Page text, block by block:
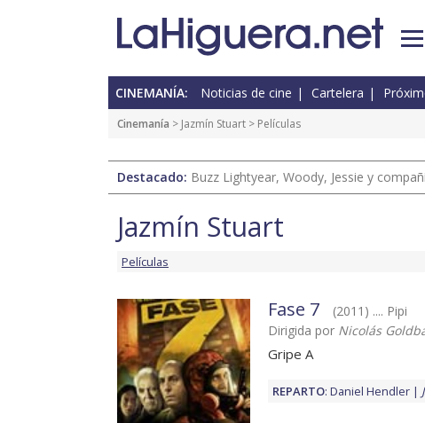
CINEMANÍA: Noticias de cine Cartelera
Cinemanía > Jazmín Stuart > Películas
Destacado: Buzz Lightyear, Woody, Jessie y
Jazmín Stuart
Películas
Fase 7
(2011) .... Pipi
Dirigida por Nicolás
Gripe A
REPARTO: Daniel Hendler